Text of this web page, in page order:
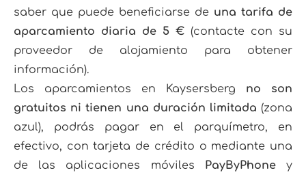
saber que puede beneficiarse de una tarifa de
aparcamiento diaria de 5 € (contacte con su
proveedor de alojamiento para obtener
información).
Los aparcamientos en Kaysersberg no son
gratuitos ni tienen una duración limitada (zona
azul), podrás pagar en el parquímetro, en
efectivo, con tarjeta de crédito o mediante una
de las aplicaciones móviles
PayByPhoney